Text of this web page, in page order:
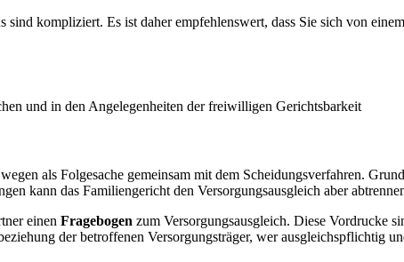
kompliziert. Es ist daher empfehlenswert, dass Sie sich von
und in den Angelegenheiten der freiwilligen Gerichtsbarkeit
als Folgesache gemeinsam mit dem Scheidungsverfahren.
kann das Familiengericht den Versorgungsausgleich aber
einen Fragebogen zum Versorgungsausgleich. Diese Vordrucke
der betroffenen Versorgungsträger, wer ausgleichspflichtig